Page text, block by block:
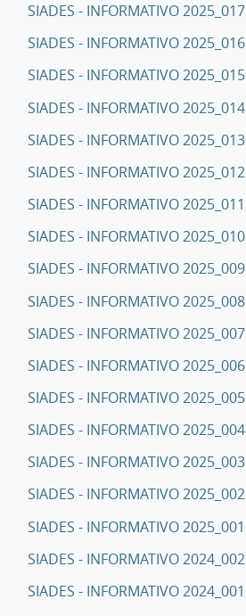
SIADES - INFORMATIVO 2025_017
SIADES - INFORMATIVO 2025_016
SIADES - INFORMATIVO 2025_015
SIADES - INFORMATIVO 2025_014
SIADES - INFORMATIVO 2025_013
SIADES - INFORMATIVO 2025_012
SIADES - INFORMATIVO 2025_011
SIADES - INFORMATIVO 2025_010
SIADES - INFORMATIVO 2025_009
SIADES - INFORMATIVO 2025_008
SIADES - INFORMATIVO 2025_007
SIADES - INFORMATIVO 2025_006
SIADES - INFORMATIVO 2025_005
SIADES - INFORMATIVO 2025_004
SIADES - INFORMATIVO 2025_003
SIADES - INFORMATIVO 2025_002
SIADES - INFORMATIVO 2025_001
SIADES - INFORMATIVO 2024_002
SIADES - INFORMATIVO 2024_001